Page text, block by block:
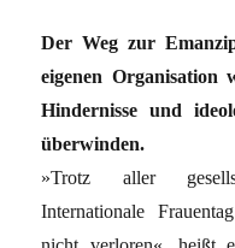
Der Weg zur
eigenen Organisation
Hindernisse und
überwinden.
»Trotz aller
Internationale